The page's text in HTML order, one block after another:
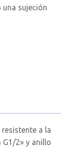
sujeción
a la
2» y anillo